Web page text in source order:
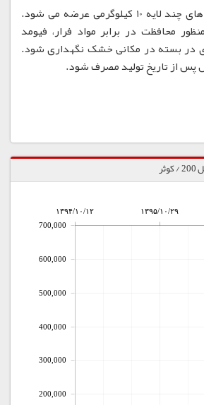
اروزیل 200 در کیسه های چند لایه 10 کیلوگرمی عرضه می شود.
محافظت در برابر مواد فرار، فیومد
در بسته در مکانی خشک نگهداری شود.
پس از تاریخ تولید مصرف شود.
۱۳۹۴/۱۰/۱۲ ۱۳۹۵/۱۰/۲۹
200,000
300,000
400,000
500,000
600,000
700,000